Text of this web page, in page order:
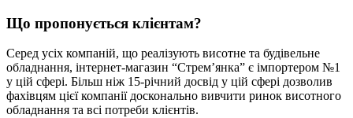
Що пропонується клієнтам?
Серед усіх компаній, що реалізують висотне та будівельне
обладнання, інтернет-магазин “Стрем’янка” є імпортером №1
у цій сфері. Більш ніж 15-річний досвід у цій сфері дозволив
фахівцям цієї компанії досконально вивчити ринок висотного
обладнання та всі потреби клієнтів.